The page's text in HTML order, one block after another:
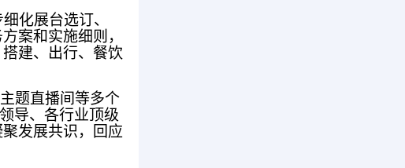
化展台选订、
案和实施细则，
建、出行、餐饮
题直播间等多个
导、各行业顶级
发展共识，回应